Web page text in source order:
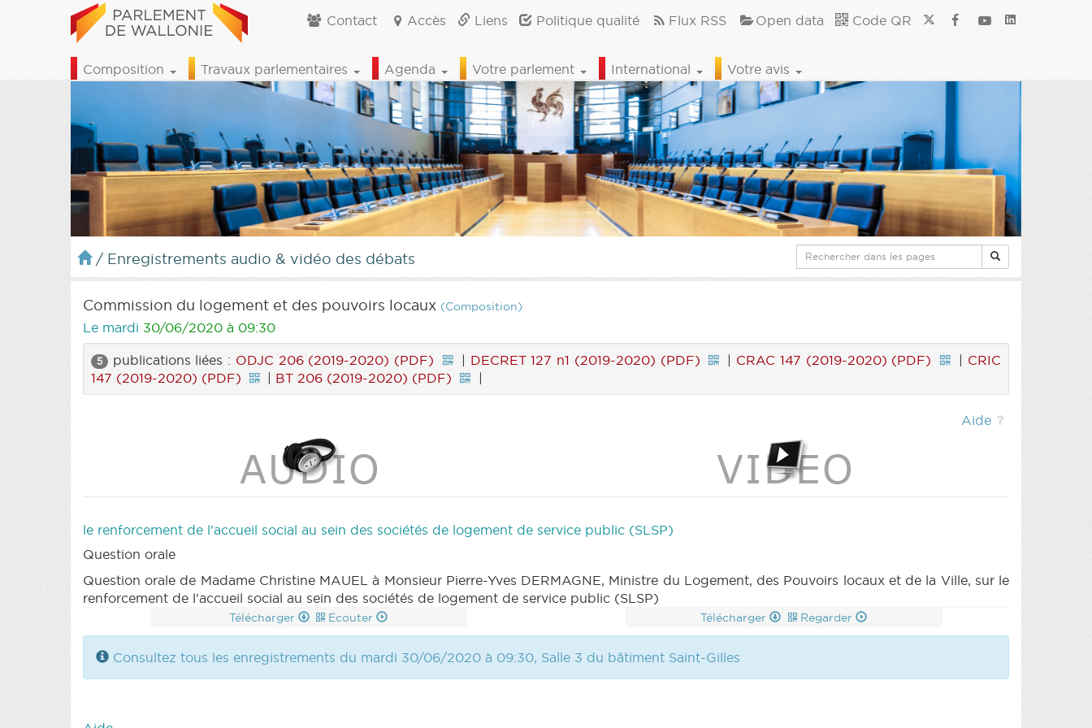
Contact Accès Liens Politique qualité Flux RSS Open data Code QR
Composition Travaux parlementaires Agenda Votre parlement International Votre avis
/ Enregistrements audio & vidéo des débats
Commission du logement et des pouvoirs locaux (Composition)
Le mardi 30/06/2020 à 09:30
5 publications liées : ODJC 206 (2019-2020) (PDF) | DECRET 127 n1 (2019-2020) (PDF) | CRAC 147 (2019-2020) (PDF) | CRIC
147 (2019-2020) (PDF)
| BT 206 (2019-2020) (PDF) |
Aide
le renforcement de l'accueil social au sein des sociétés de logement de service public (SLSP)
Question orale
Question orale de Madame Christine MAUEL à Monsieur Pierre-Yves DERMAGNE, Ministre du Logement, des Pouvoirs locaux et de la Ville, sur le
renforcement de l'accueil social au sein des sociétés de logement de service public (SLSP)
Télécharger Ecouter Télécharger Regarder
Consultez tous les enregistrements du mardi 30/06/2020 à 09:30, Salle 3 du bâtiment Saint-Gilles